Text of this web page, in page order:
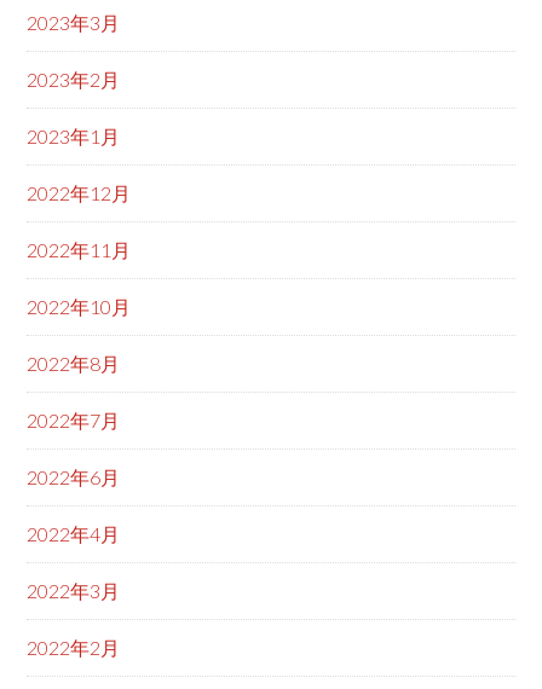
2023年3月
2023年2月
2023年1月
2022年12月
2022年11月
2022年10月
2022年8月
2022年7月
2022年6月
2022年4月
2022年3月
2022年2月